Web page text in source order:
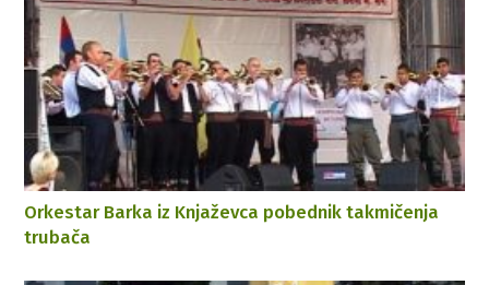
Orkestar Barka iz Knjaževca pobednik takmičenja
trubača